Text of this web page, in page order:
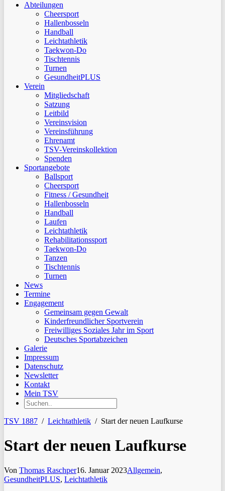
SuchenAbteilungen
Cheersport
Hallenbosseln
Handball
Leichtathletik
Taekwon-Do
Tischtennis
Turnen
GesundheitPLUS
Verein
Mitgliedschaft
Satzung
Leitbild
Vereinsvision
Vereinsführung
Ehrenamt
TSV-Vereinskollektion
Spenden
Sportangebote
Ballsport
Cheersport
Fitness / Gesundheit
Hallenbosseln
Handball
Laufen
Leichtathletik
Rehabilitationssport
Taekwon-Do
Tanzen
Tischtennis
Turnen
News
Termine
Engagement
Gemeinsam gegen Gewalt
Kinderfreundlicher Sportverein
Freiwilliges Soziales Jahr im Sport
Deutsches Sportabzeichen
Galerie
Impressum
Datenschutz
Newsletter
Kontakt
Mein TSV
TSV 1887 / Leichtathletik / Start der neuen Laufkurse
Start der neuen Laufkurse
Von Thomas Raschper16. Januar 2023Allgemein,
GesundheitPLUS, Leichtathletik